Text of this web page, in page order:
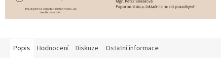
Popis Hodnocení Diskuze Ostatní informace